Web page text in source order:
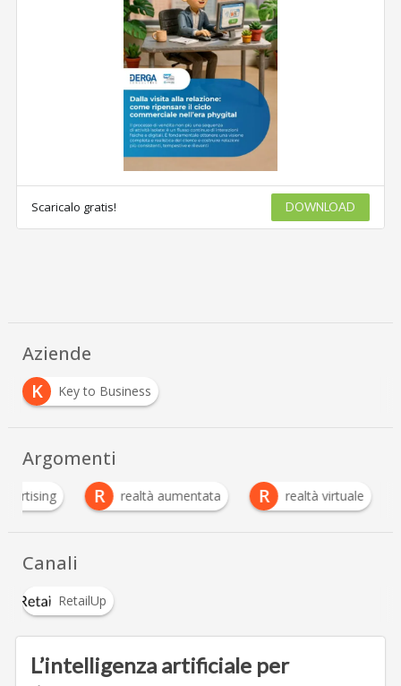
Scaricalo gratis! DOWNLOAD
Aziende
K
Key to Business
Argomenti
R realtà aumentata R realtà virtuale
Canali
RetailUp
L’intelligenza artificiale per